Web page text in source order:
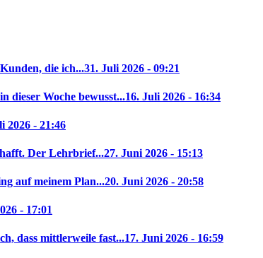
die ich...31. Juli 2026 - 09:21
dieser Woche bewusst...16. Juli 2026 - 16:34
2026 - 21:46
Der Lehrbrief...27. Juni 2026 - 15:13
auf meinem Plan...20. Juni 2026 - 20:58
- 17:01
dass mittlerweile fast...17. Juni 2026 - 16:59